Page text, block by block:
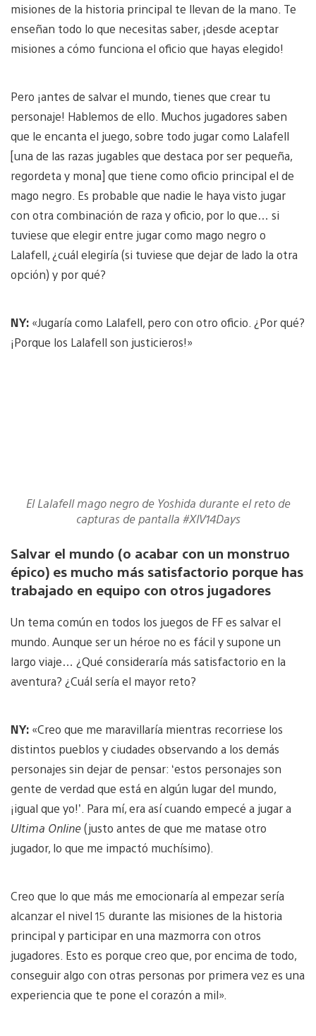
misiones de la historia principal te llevan de la mano. Te
enseñan todo lo que necesitas saber, ¡desde aceptar
misiones a cómo funciona el oficio que hayas elegido!
Pero ¡antes de salvar el mundo, tienes que crear tu
personaje! Hablemos de ello. Muchos jugadores saben
que le encanta el juego, sobre todo jugar como Lalafell
[una de las razas jugables que destaca por ser pequeña,
regordeta y mona] que tiene como oficio principal el de
mago negro. Es probable que nadie le haya visto jugar
con otra combinación de raza y oficio, por lo que… si
tuviese que elegir entre jugar como mago negro o
Lalafell, ¿cuál elegiría (si tuviese que dejar de lado la otra
opción) y por qué?
NY: «Jugaría como Lalafell, pero con otro oficio. ¿Por qué?
¡Porque los Lalafell son justicieros!»
El Lalafell mago negro de Yoshida durante el reto de
capturas de pantalla #XIV14Days
Salvar el mundo (o acabar con un monstruo
épico) es mucho más satisfactorio porque has
trabajado en equipo con otros jugadores
Un tema común en todos los juegos de FF es salvar el
mundo. Aunque ser un héroe no es fácil y supone un
largo viaje… ¿Qué consideraría más satisfactorio en la
aventura? ¿Cuál sería el mayor reto?
NY: «Creo que me maravillaría mientras recorriese los
distintos pueblos y ciudades observando a los demás
personajes sin dejar de pensar: ‘estos personajes son
gente de verdad que está en algún lugar del mundo,
¡igual que yo!’. Para mí, era así cuando empecé a jugar a
Ultima Online(justo antes de que me matase otro
jugador, lo que me impactó muchísimo).
Creo que lo que más me emocionaría al empezar sería
alcanzar el nivel 15 durante las misiones de la historia
principal y participar en una mazmorra con otros
jugadores. Esto es porque creo que, por encima de todo,
conseguir algo con otras personas por primera vez es una
experiencia que te pone el corazón a mil».